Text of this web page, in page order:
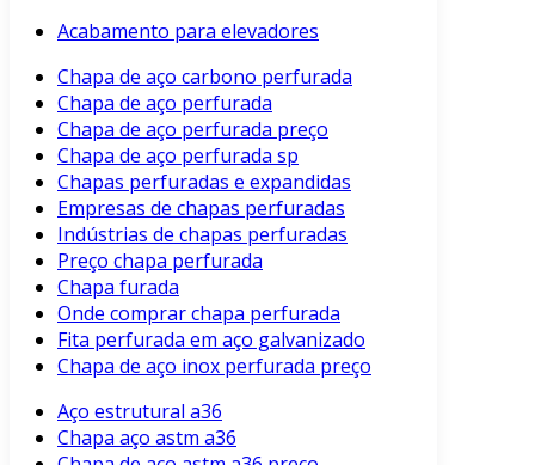
Acabamento para elevadores
Chapa de aço carbono perfurada
Chapa de aço perfurada
Chapa de aço perfurada preço
Chapa de aço perfurada sp
Chapas perfuradas e expandidas
Empresas de chapas perfuradas
Indústrias de chapas perfuradas
Preço chapa perfurada
Chapa furada
Onde comprar chapa perfurada
Fita perfurada em aço galvanizado
Chapa de aço inox perfurada preço
Aço estrutural a36
Chapa aço astm a36